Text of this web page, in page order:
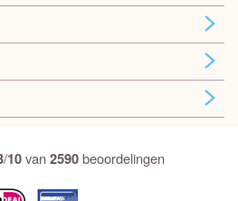
/10van2590beoordelingen